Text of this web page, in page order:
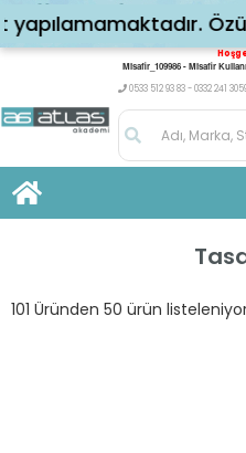
Özür
Misafir_109986 - Misafir
0533 512 93 83 - 0332 241
101 Üründen 50 ürün